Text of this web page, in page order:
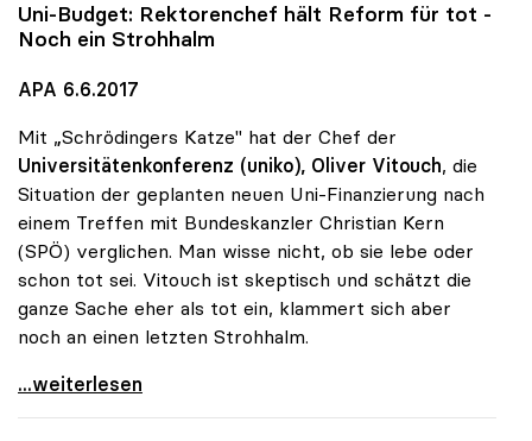
Uni-Budget: Rektorenchef hält Reform für tot -
Noch ein Strohhalm
APA 6.6.2017
Mit „Schrödingers Katze" hat der Chef der
Universitätenkonferenz (uniko), Oliver Vitouch, die
Situation der geplanten neuen Uni-Finanzierung nach
einem Treffen mit Bundeskanzler Christian Kern
(SPÖ) verglichen. Man wisse nicht, ob sie lebe oder
schon tot sei. Vitouch ist skeptisch und schätzt die
ganze Sache eher als tot ein, klammert sich aber
noch an einen letzten Strohhalm.
Uni-Budget: Rektorenchef hält Reform für tot -
...weiterlesen